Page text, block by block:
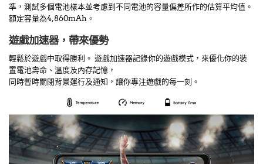
準，測試多個電池樣本並考慮到不同電池的容量偏差所作的估算平均值。
額定容量為4,860mAh。
遊戲加速器，帶來優勢
輕鬆於遊戲中取得勝利。 遊戲加速器記錄你的遊戲模式，來優化你的裝
置電池壽命、溫度及內存記憶，
同時暫時關閉背景運行及通知，讓你專注遊戲的每一刻。